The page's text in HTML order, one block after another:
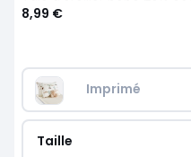
8,99 €
Imprimé
Taille